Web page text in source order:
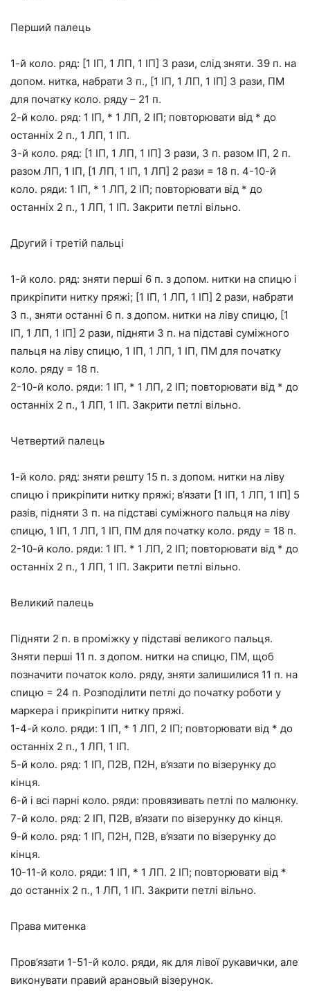
Перший палець
1-й коло. ряд: [1 ІП, 1 ЛП, 1 ІП] 3 рази, слід зняти. 39 п. на
допом. нитка, набрати 3 п., [1 ІП, 1 ЛП, 1 ІП] 3 рази, ПМ
для початку коло. ряду – 21 п.
2-й коло. ряд: 1 ІП, * 1 ЛП, 2 ІП; повторювати від * до
останніх 2 п., 1 ЛП, 1 ІП.
3-й коло. ряд: [1 ІП, 1 ЛП, 1 ІП] 3 рази, 3 п. разом ІП, 2 п.
разом ЛП, 1 ІП, [1 ЛП, 1 ІП, 1 ЛП] 2 рази = 18 п. 4-10-й
коло. ряди: 1 ІП, * 1 ЛП, 2 ІП; повторювати від * до
останніх 2 п., 1 ЛП, 1 ІП. Закрити петлі вільно.
Другий і третій пальці
1-й коло. ряд: зняти перші 6 п. з допом. нитки на спицю і
прикріпити нитку пряжі; [1 ІП, 1 ЛП, 1 ІП] 2 рази, набрати
3 п., зняти останні 6 п. з допом. нитки на ліву спицю, [1
ІП, 1 ЛП, 1 ІП] 2 рази, підняти 3 п. на підставі суміжного
пальця на ліву спицю, 1 ІП, 1 ЛП, 1 ІП, ПМ для початку
коло. ряду = 18 п.
2-10-й коло. ряди: 1 ІП, * 1 ЛП, 2 ІП; повторювати від * до
останніх 2 п., 1 ЛП, 1 ІП. Закрити петлі вільно.
Четвертий палець
1-й коло. ряд: зняти решту 15 п. з допом. нитки на ліву
спицю і прикріпити нитку пряжі; в’язати [1 ІП, 1 ЛП, 1 ІП] 5
разів, підняти 3 п. на підставі суміжного пальця на ліву
спицю, 1 ІП, 1 ЛП, 1 ІП, ПМ для початку коло. ряду = 18 п.
2-10-й коло. ряди: 1 ІП. * 1 ЛП, 2 ІП; повторювати від * до
останніх 2 п., 1 ЛП, 1 ІП. Закрити петлі вільно.
Великий палець
Підняти 2 п. в проміжку у підставі великого пальця.
Зняти перші 11 п. з допом. нитки на спицю, ПМ, щоб
позначити початок коло. ряду, зняти залишилися 11 п. на
спицю = 24 п. Розподілити петлі до початку роботи у
маркера і прикріпити нитку пряжі.
1-4-й коло. ряди: 1 ІП, * 1 ЛП, 2 ІП; повторювати від * до
останніх 2 п., 1 ЛП, 1 ІП.
5-й коло. ряд: 1 ІП, П2В, П2Н, в’язати по візерунку до
кінця.
6-й і всі парні коло. ряди: провязивать петлі по малюнку.
7-й коло. ряд: 2 ІП, П2В, в’язати по візерунку до кінця.
9-й коло. ряд: 1 ІП, П2Н, П2В, в’язати по візерунку до
кінця.
10-11-й коло. ряди: 1 ІП, * 1 ЛП. 2 ІП; повторювати від *
до останніх 2 п., 1 ЛП, 1 ІП. Закрити петлі вільно.
Права митенка
Пров’язати 1-51-й коло. ряди, як для лівої рукавички, але
виконувати правий арановый візерунок.